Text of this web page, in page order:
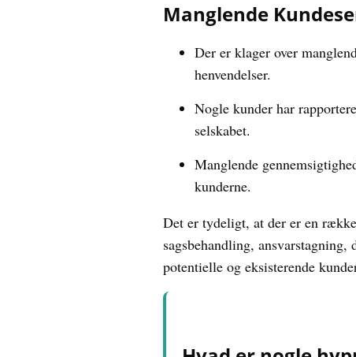
Manglende
Der er klager over
henvendelser.
Nogle kunder har
selskabet.
Manglende
kunderne.
Det er tydeligt, at der er en
sagsbehandling,
potentielle og eksisterende